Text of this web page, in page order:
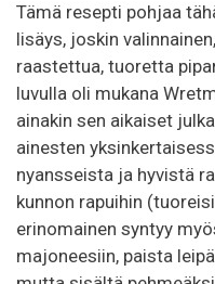
Tämä resepti pohjaa
lisäys, joskin
raastettua, tuoretta
luvulla oli mukana
ainakin sen aikaiset
ainesten
nyansseista ja hyvistä
kunnon rapuihin
erinomainen syntyy
majoneesiin, paista